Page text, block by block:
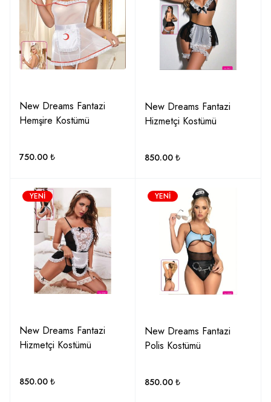
New Dreams Fantazi
Hemşire Kostümü
750.00 ₺
New Dreams Fantazi
Hizmetçi Kostümü
850.00 ₺
YENI
New Dreams Fantazi
Hizmetçi Kostümü
850.00 ₺
YENI
New Dreams Fantazi
Polis Kostümü
850.00 ₺